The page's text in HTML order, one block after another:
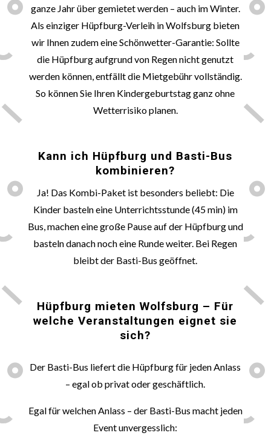
ganze Jahr über gemietet werden – auch im Winter.
Als einziger Hüpfburg-Verleih inWolfsburg bieten
wir Ihnen zudem eine Schönwetter-Garantie: Sollte
die Hüpfburg aufgrund von Regen nicht genutzt
werden können, entfällt die Mietgebühr vollständig.
So können Sie Ihren Kindergeburtstag ganz ohne
Wetterrisiko planen.
Kann ich Hüpfburg und Basti-Bus
kombinieren?
Ja! Das Kombi-Paket ist besonders beliebt: Die
Kinder basteln eine Unterrichtsstunde (45 min) im
Bus, machen eine große Pause auf der Hüpfburg und
basteln danach noch eine Runde weiter. Bei Regen
bleibt der Basti-Bus geöffnet.
Hüpfburg mietenWolfsburg – Für
welche Veranstaltungen eignet sie
sich?
Der Basti-Bus liefert die Hüpfburg für jeden Anlass
– egal ob privat oder geschäftlich.
Egal für welchen Anlass – der Basti-Bus macht jeden
Event unvergesslich: